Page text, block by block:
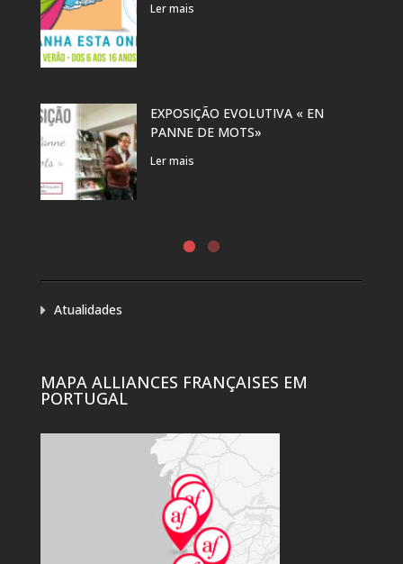
Ler mais
EXPOSIÇÃO EVOLUTIVA « EN
PANNE DE MOTS»
Ler mais
Atualidades
MAPA ALLIANCES FRANÇAISES EM
PORTUGAL